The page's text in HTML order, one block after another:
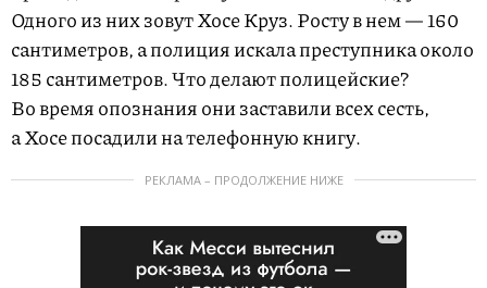
Одного из них зовут Хосе Круз. Росту в нем — 160
сантиметров, а полиция искала преступника около
185 сантиметров. Что делают полицейские?
Во время опознания они заставили всех сесть,
а Хосе посадили на телефонную книгу.
РЕКЛАМА – ПРОДОЛЖЕНИЕ НИЖЕ